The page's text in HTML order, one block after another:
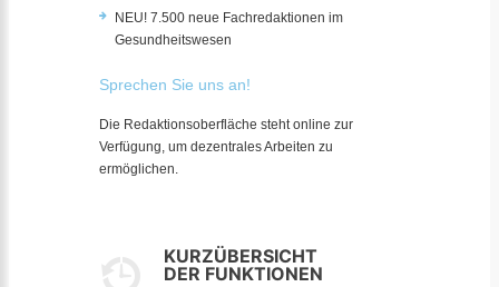
NEU! 7.500 neue Fachredaktionen im
Gesundheitswesen
Sprechen Sie uns an!
Die Redaktionsoberfläche steht online zur
Verfügung, um dezentrales Arbeiten zu
ermöglichen.
KURZÜBERSICHT
DER FUNKTIONEN